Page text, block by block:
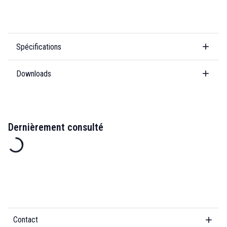
Spécifications
Downloads
Dernièrement consulté
Contact